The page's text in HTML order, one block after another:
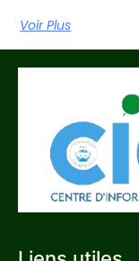
Voir Plus